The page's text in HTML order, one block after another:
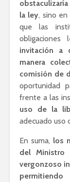
la ley, sino
que las
obligaciones
invitación a
manera
comisión de
oportunidad
frente a las
uso de la
adecuado uso
En suma, los
del Ministro
vergonzoso